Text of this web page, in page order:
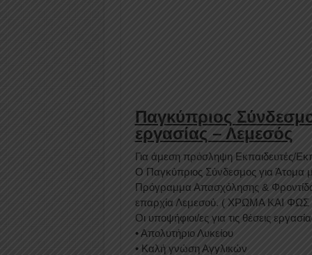
Παγκύπριος
εργασίας – Λεμεσός
Για άμεση πρόσληψη Eκπαιδευτές/
Ο Παγκύπριος Σύνδεσμος για Άτομα
Πρόγραμμα Απασχόλησης &
επαρχία Λεμεσού. ( ΧΡΩΜΑ ΚΑΙ ΦΩΣ
Οι υποψήφιοι/ες για τις θέσεις
• Απολυτήριο Λυκείου
• Καλή γνώση Αγγλικών